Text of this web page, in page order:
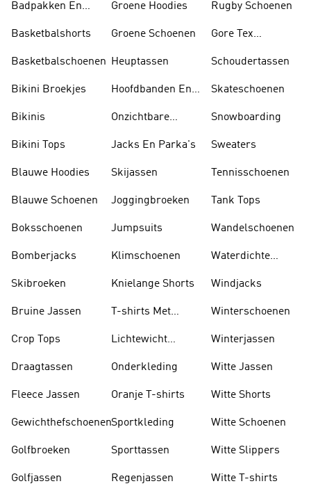
Badpakken En
Basketbalshorts
Basketbalschoenen
Bikini Broekjes
Bikinis
Bikini Tops
Blauwe Hoodies
Blauwe Schoenen
Boksschoenen
Bomberjacks
Skibroeken
Bruine Jassen
Crop Tops
Draagtassen
Fleece Jassen
Gewichthefschoenen
Golfbroeken
Golfjassen
Groene Hoodies
Groene Schoenen
Heuptassen
Hoofdbanden En
Onzichtbare
Jacks En Parka's
Skijassen
Joggingbroeken
Jumpsuits
Klimschoenen
Knielange Shorts
T-shirts Met
Lichtewicht
Onderkleding
Oranje T-shirts
Sportkleding
Sporttassen
Regenjassen
Rugby Schoenen
Gore Tex
Schoudertassen
Skateschoenen
Snowboarding
Sweaters
Tennisschoenen
Tank Tops
Wandelschoenen
Waterdichte
Windjacks
Winterschoenen
Winterjassen
Witte Jassen
Witte Shorts
Witte Schoenen
Witte Slippers
Witte T-shirts